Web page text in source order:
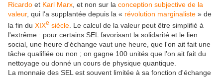
Ricardo et Karl Marx , et non sur la conception subjective de la
valeur, qui l'a supplantée depuis la « révolution marginaliste » de
la fin du XIXe siècle . Le calcul de la valeur peut être simplifié à
l'extrême : pour certains SEL favorisant la solidarité et le lien
social, une heure d'échange vaut une heure, que l'on ait fait une
tâche qualifiée ou non ; on gagne 100 unités que l'on ait fait du
nettoyage ou donné un cours de physique quantique.
La monnaie des SEL est souvent limitée à sa fonction d'échange